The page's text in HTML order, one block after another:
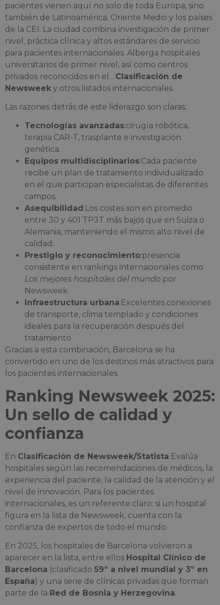
pacientes vienen aquí no solo de toda Europa, sino
también de Latinoamérica, Oriente Medio y los países
de la CEI. La ciudad combina investigación de primer
nivel, práctica clínica y altos estándares de servicio
para pacientes internacionales. Alberga hospitales
universitarios de primer nivel, así como centros
privados reconocidos en el... Clasificación de
Newsweek y otros listados internacionales.
Las razones detrás de este liderazgo son claras:
Tecnologías avanzadas:cirugía robótica,
terapia CAR-T, trasplante e investigación
genética.
Equipos multidisciplinarios:Cada paciente
recibe un plan de tratamiento individualizado
en el que participan especialistas de diferentes
campos.
Asequibilidad :Los costes son en promedio
entre 30 y 401 TP3T más bajos que en Suiza o
Alemania, manteniendo el mismo alto nivel de
calidad.
Prestigio y reconocimiento:presencia
consistente en rankings internacionales como
Los mejores hospitales del mundo por
Newsweek.
Infraestructura urbana:Excelentes conexiones
de transporte, clima templado y condiciones
ideales para la recuperación después del
tratamiento.
Gracias a esta combinación, Barcelona se ha
convertido en uno de los destinos más atractivos para
los pacientes internacionales.
Ranking Newsweek 2025:
Un sello de calidad y
confianza
En Clasificación de Newsweek/Statista Evalúa
hospitales según las recomendaciones de médicos, la
experiencia del paciente, la calidad de la atención y el
nivel de innovación. Para los pacientes
internacionales, es un referente claro: si un hospital
figura en la lista de Newsweek, cuenta con la
confianza de expertos de todo el mundo.
En 2025, los hospitales de Barcelona volvieron a
aparecer en la lista, entre ellos Hospital Clínico de
Barcelona (clasificado 59º a nivel mundial y 3º en
España) y una serie de clínicas privadas que forman
parte de la Red de Bosnia y Herzegovina.